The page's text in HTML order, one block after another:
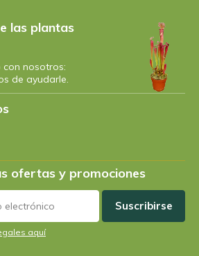
las plantas
nosotros:
de ayudarle.
ofertas y promociones
Suscribirse
aquí